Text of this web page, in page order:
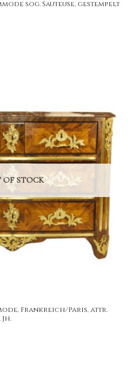
sog. Sauteuse, gestempelt
STOCK
Frankreich/Paris, attr.